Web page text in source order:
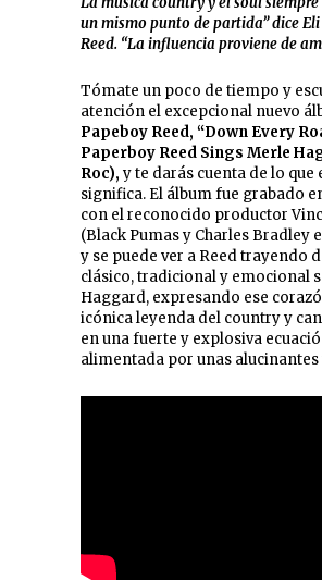
un mismo punto de partida” dice
Reed. “La influencia proviene de
Tómate un poco de tiempo y
atención el excepcional nuevo
Papeboy Reed, “Down Every
Paperboy Reed Sings Merle
Roc), y te darás cuenta de lo que
significa. El álbum fue grabado
con el reconocido productor
(Black Pumas y Charles Bradley
y se puede ver a Reed trayendo
clásico, tradicional y emocional
Haggard, expresando ese
icónica leyenda del country y
en una fuerte y explosiva
alimentada por unas alucinantes